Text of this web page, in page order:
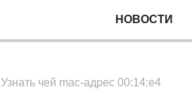
НОВОСТИ
Узнать чей mac-адрес 00:14:e4